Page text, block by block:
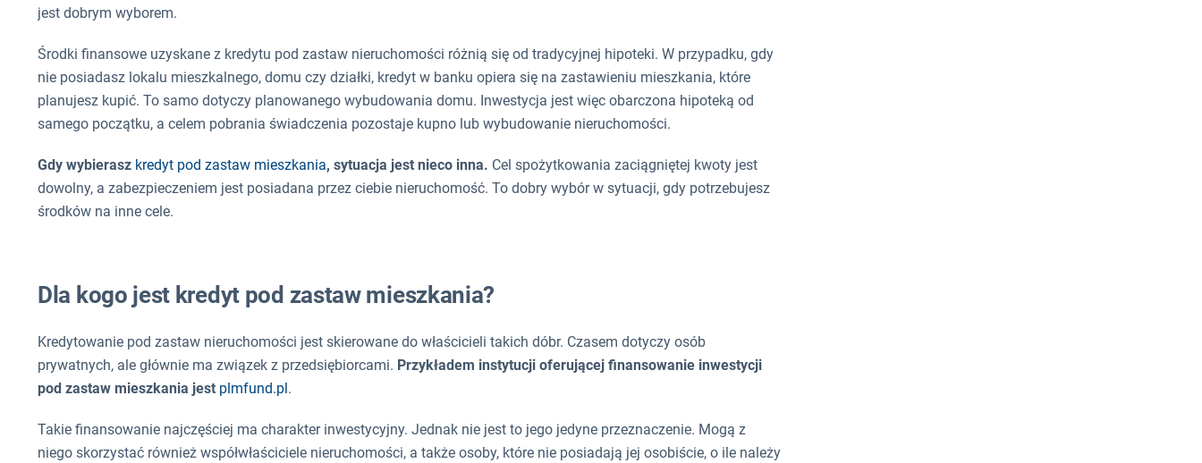
jest dobrym wyborem.
Środki finansowe uzyskane z kredytu pod zastaw nieruchomości różnią się od tradycyjnej hipoteki. W przypadku, gdy
nie posiadasz lokalu mieszkalnego, domu czy działki, kredyt w banku opiera się na zastawieniu mieszkania, które
planujesz kupić. To samo dotyczy planowanego wybudowania domu. Inwestycja jest więc obarczona hipoteką od
samego początku, a celem pobrania świadczenia pozostaje kupno lub wybudowanie nieruchomości.
Gdy wybierasz kredyt pod zastaw mieszkania, sytuacja jest nieco inna. Cel spożytkowania zaciągniętej kwoty jest
dowolny, a zabezpieczeniem jest posiadana przez ciebie nieruchomość. To dobry wybór w sytuacji, gdy potrzebujesz
środków na inne cele.
Dla kogo jest kredyt pod zastaw mieszkania?
Kredytowanie pod zastaw nieruchomości jest skierowane do właścicieli takich dóbr. Czasem dotyczy osób
prywatnych, ale głównie ma związek z przedsiębiorcami. Przykładem instytucji oferującej finansowanie inwestycji
pod zastaw mieszkania jest plmfund.pl .
Takie finansowanie najczęściej ma charakter inwestycyjny. Jednak nie jest to jego jedyne przeznaczenie. Mogą z
niego skorzystać również współwłaściciele nieruchomości, a także osoby, które nie posiadają jej osobiście, o ile należy